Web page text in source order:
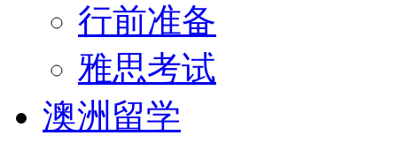
行前准备
雅思考试
澳洲留学